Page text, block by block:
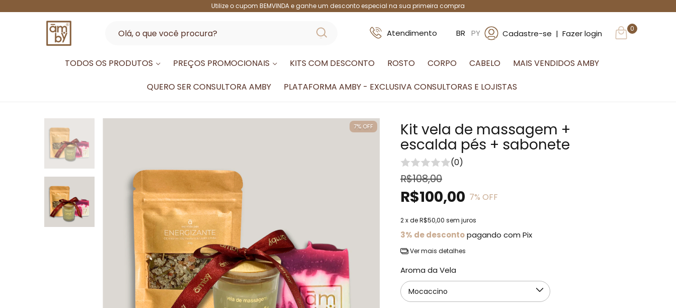
Utilize o cupom BEMVINDA e ganhe um desconto especial na sua primeira compra
Atendimento BR PY Cadastre-se | Fazer login 0
TODOS OS PRODUTOS PREÇOS PROMOCIONAIS KITS COM DESCONTO ROSTO CORPO CABELO MAIS VENDIDOS AMBY
QUERO SER CONSULTORA AMBY PLATAFORMA AMBY - EXCLUSIVA CONSULTORAS E LOJISTAS
7% OFF Kit vela de massagem +
escalda pés + sabonete
(0)
R$108,00
R$100,00 7% OFF
2x deR$50,00 sem juros
3% de descontopagando com Pix
Ver mais detalhes
Aroma da Vela